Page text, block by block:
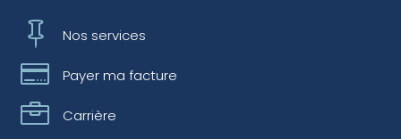
 Nos services
 Payer ma facture
 Carrière